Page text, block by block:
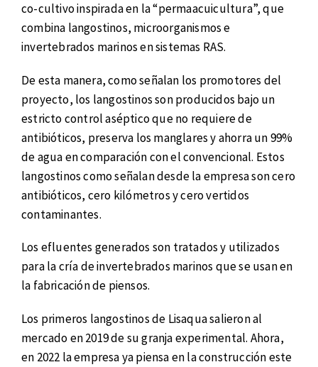
co-cultivo inspirada en la “permaacuicultura”, que
combina langostinos, microorganismos e
invertebrados marinos en sistemas RAS.
De esta manera, como señalan los promotores del
proyecto, los langostinos son producidos bajo un
estricto control aséptico que no requiere de
antibióticos, preserva los manglares y ahorra un 99%
de agua en comparación con el convencional. Estos
langostinos como señalan desde la empresa son cero
antibióticos, cero kilómetros y cero vertidos
contaminantes.
Los efluentes generados son tratados y utilizados
para la cría de invertebrados marinos que se usan en
la fabricación de piensos.
Los primeros langostinos de Lisaqua salieron al
mercado en 2019 de su granja experimental. Ahora,
en 2022 la empresa ya piensa en la construcción este